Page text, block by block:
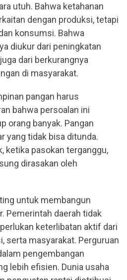
utuh. Bahwa ketahanan
dengan produksi, tetapi
konsumsi. Bahwa
diukur dari peningkatan
dari berkurangnya
di masyarakat.
pangan harus
bahwa persoalan ini
orang banyak. Pangan
yang tidak bisa ditunda.
ketika pasokan terganggu,
dirasakan oleh
untuk membangun
Pemerintah daerah tidak
keterlibatan aktif dari
serta masyarakat. Perguruan
pengembangan
lebih efisien. Dunia usaha